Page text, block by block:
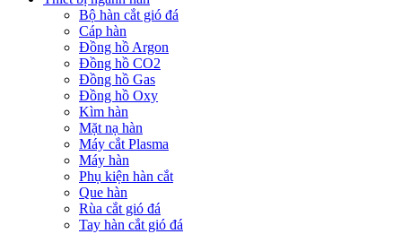
Bộ hàn cắt gió đá
Cáp hàn
Đồng hồ Argon
Đồng hồ CO2
Đồng hồ Gas
Đồng hồ Oxy
Kìm hàn
Mặt nạ hàn
Máy cắt Plasma
Máy hàn
Phụ kiện hàn cắt
Que hàn
Rùa cắt gió đá
Tay hàn cắt gió đá